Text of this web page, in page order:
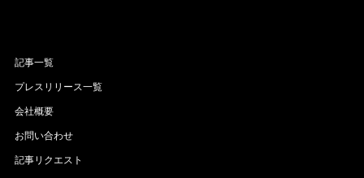
記事一覧
プレスリリース一覧
会社概要
お問い合わせ
記事リクエスト